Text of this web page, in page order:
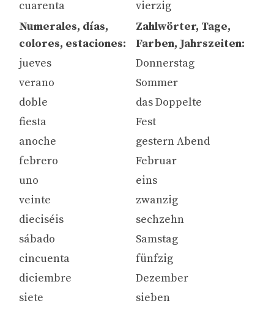
cuarenta
vierzig
Numerales, días,
colores, estaciones:
Zahlwörter, Tage,
Farben, Jahrszeiten:
jueves
Donnerstag
verano
Sommer
doble
das Doppelte
fiesta
Fest
anoche
gestern Abend
febrero
Februar
uno
eins
veinte
zwanzig
dieciséis
sechzehn
sábado
Samstag
cincuenta
fünfzig
diciembre
Dezember
siete
sieben